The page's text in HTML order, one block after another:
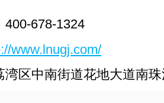
400-678-1324
www.lnugj.com/
湾区中南街道花地大道南